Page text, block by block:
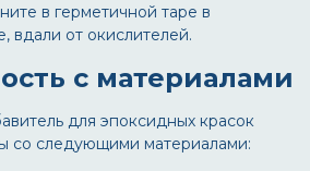
в герметичной таре в
вдали от окислителей.
с материалами
для эпоксидных красок
со следующими материалами: